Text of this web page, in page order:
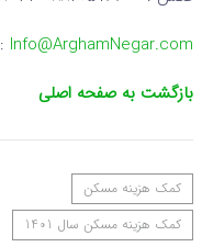
Info@ArghamNegar.com
بازگشت به صفحه اصلی
کمک هزینه مسکن
کمک هزینه مسکن سال 1401